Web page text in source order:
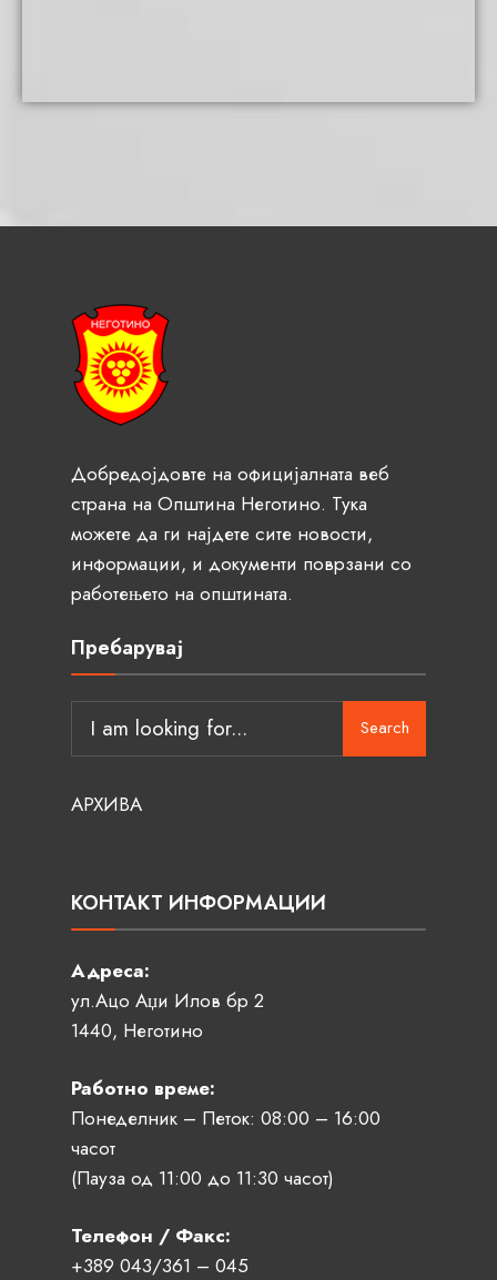
Добредојдовте на официјалната веб
страна на Општина Неготино. Тука
можете да ги најдете сите новости,
информации, и документи поврзани со
работењето на општината.
Пребарувај
Search
АРХИВА
КОНТАКТ ИНФОРМАЦИИ
Адреса:
ул.Ацо Аџи Илов бр 2
1440, Неготино
Работно време:
Понеделник – Петок: 08:00 – 16:00
часот
(Пауза од 11:00 до 11:30 часот)
Телефон / Факс:
+389 043/361 – 045